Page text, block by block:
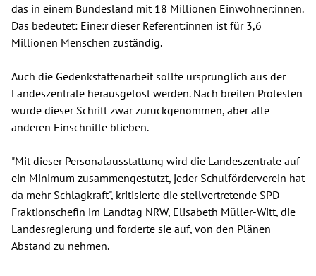
das in einem Bundesland mit 18 Millionen Einwohner:innen.
Das bedeutet: Eine:r dieser Referent:innen ist für 3,6
Millionen Menschen zuständig.
Auch die Gedenkstättenarbeit sollte ursprünglich aus der
Landeszentrale herausgelöst werden. Nach breiten Protesten
wurde dieser Schritt zwar zurückgenommen, aber alle
anderen Einschnitte blieben.
"Mit dieser Personalausstattung wird die Landeszentrale auf
ein Minimum zusammengestutzt, jeder Schulförderverein hat
da mehr Schlagkraft", kritisierte die stellvertretende SPD-
Fraktionschefin im Landtag NRW, Elisabeth Müller-Witt, die
Landesregierung und forderte sie auf, von den Plänen
Abstand zu nehmen.